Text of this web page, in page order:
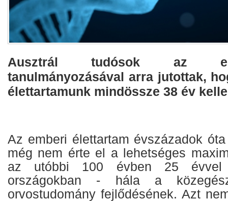
Ausztrál tudósok az
tanulmányozásával arra jutottak,
élettartamunk mindössze 38 év
Az emberi élettartam évszázadok
még nem érte el a lehetséges
az utóbbi 100 évben 25
országokban - hála a
orvostudomány fejlődésének. Azt